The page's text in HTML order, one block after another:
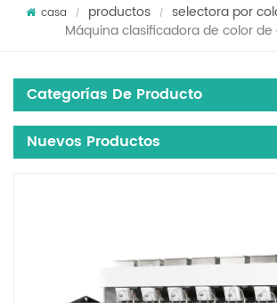
casa / productos / selectora por
Máquina clasificadora de color de
Categorías De Producto
Nuevos Productos